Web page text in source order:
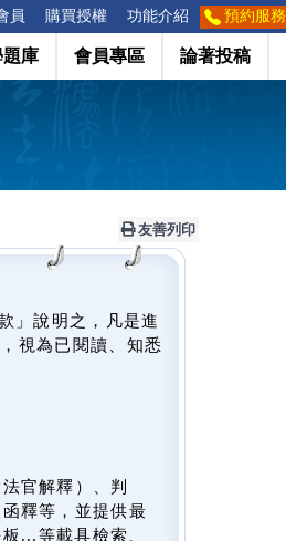
員 購買授權 功能介紹 預約服務
庫 會員專區 論著投稿
友善列印
」說明之，凡是進
視為已閱讀、知悉
官解釋）、判
釋等，並提供最
...等載具檢索、